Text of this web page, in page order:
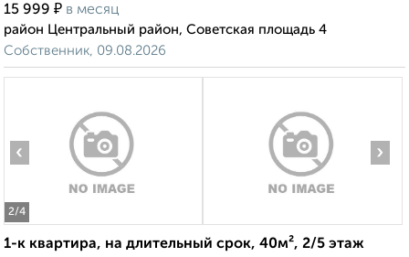
15 999 ₽ в месяц
район Центральный район, Советская площадь 4
Собственник, 09.08.2026
2/4
‹ ›
1-к квартира, на длительный срок, 40м², 2/5 этаж